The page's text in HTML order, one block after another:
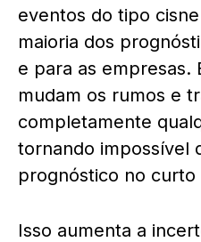
eventos do tipo
maioria dos
e para as empresas.
mudam os rumos e
completamente
tornando impossível
prognóstico no curto
Isso aumenta a